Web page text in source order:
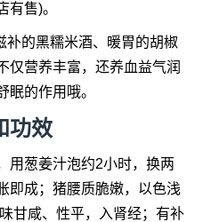
有售)。
补的黑糯米酒、暖胃的胡椒
仅营养丰富，还养血益气润
眠的作用哦。
功效
用葱姜汁泡约2小时，换两
即成；猪腰质脆嫩，以色浅
甘咸、性平，入肾经；有补